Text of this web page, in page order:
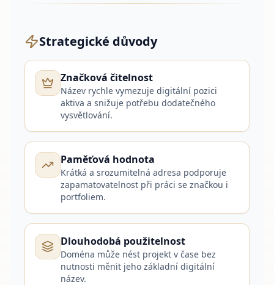
Strategické důvody
Značková čitelnost
Název rychle vymezuje digitální pozici
aktiva a snižuje potřebu dodatečného
vysvětlování.
Paměťová hodnota
Krátká a srozumitelná adresa podporuje
zapamatovatelnost při práci se značkou i
portfoliem.
Dlouhodobá použitelnost
Doména může nést projekt v čase bez
nutnosti měnit jeho základní digitální
název.